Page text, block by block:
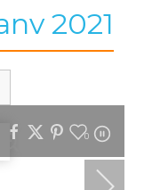
2021
0